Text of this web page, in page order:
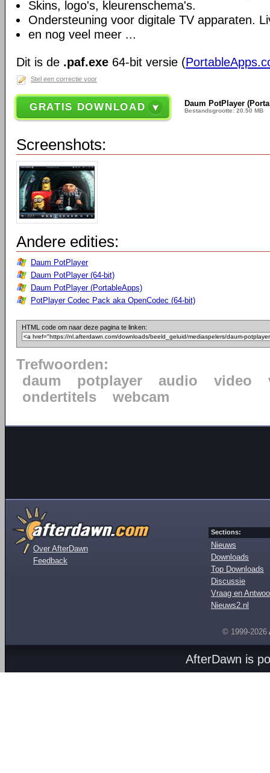
Skins, logo's, kleurenschema's.
Ondersteuning voor digitale TV apparaten.
en nog veel meer ...
Dit is de .paf.exe 64-bit versie (
Stel een correctie voor
GRATIS DOWNLOAD Daum PotPlayer
Bestandsgrootte: 20.50 MB
Screenshots:
Andere edities:
Daum PotPlayer
Daum PotPlayer (64-bit)
Daum PotPlayer (PortableApps)
PotPlayer Codec Pack aka OpenCodec (64-bit)
HTML code om naar deze pagina te linken:
Trefwoorden:
daum
potplayer audio video
ondertitels
webcam
Over AfterDawn
Feedback
Sections:
Nieuws
Downloads
Top Downloads
Discussie
Vraag en
Nieuws2.nl
© 1999-2026
AfterDawn is